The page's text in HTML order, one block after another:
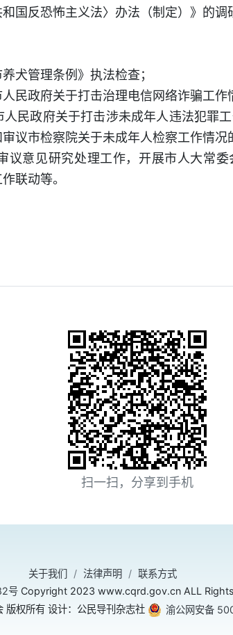
反恐怖主义法〉办法（制定）》的调
管理条例》执法检查；
政府关于打击治理电信网络诈骗工作
政府关于打击涉未成年人违法犯罪
议市检察院关于未成年人检察工作情况
意见研究处理工作，开展市人大常委
联动等。
扫一扫，分享到手机
关于我们 法律声明
联系方式
号 Copyright 2023 www.cqrd.gov.cn ALL
版权所有 设计：公民导刊杂志社
渝公网安备